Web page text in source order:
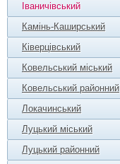
Іваничівський
Камінь-Каширський
Ківерцівський
Ковельський міський
Ковельський районний
Локачинський
Луцький міський
Луцький районний